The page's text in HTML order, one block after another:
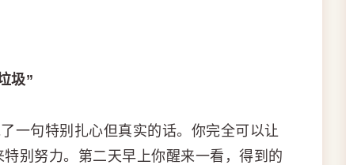
圾”
一句特别扎心但真实的话。你完全可以让
别努力。第二天早上你醒来一看，得到的